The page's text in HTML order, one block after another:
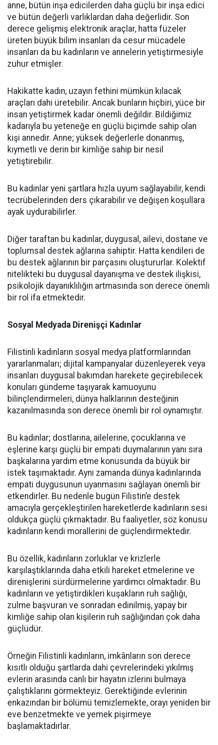
anne, bütün inşa edicilerden daha güçlü bir inşa edici
ve bütün değerli varlıklardan daha değerlidir. Son
derece gelişmiş elektronik araçlar, hatta füzeler
üreten büyük bilim insanları da cesur mücadele
insanları da bu kadınların ve annelerin yetiştirmesiyle
zuhur etmişler.
Hakikatte kadın, uzayın fethini mümkün kılacak
araçları dahi üretebilir. Ancak bunların hiçbiri, yüce bir
insan yetiştirmek kadar önemli değildir. Bildiğimiz
kadarıyla bu yeteneğe en güçlü biçimde sahip olan
kişi annedir. Anne; yüksek değerlerle donanmış,
kıymetli ve derin bir kimliğe sahip bir nesil
yetiştirebilir.
Bu kadınlar yeni şartlara hızla uyum sağlayabilir, kendi
tecrübelerinden ders çıkarabilir ve değişen koşullara
ayak uydurabilirler.
Diğer taraftan bu kadınlar, duygusal, ailevi, dostane ve
toplumsal destek ağlarına sahiptir. Hatta kendileri de
bu destek ağlarının bir parçasını oluştururlar. Kolektif
nitelikteki bu duygusal dayanışma ve destek ilişkisi,
psikolojik dayanıklılığın artmasında son derece önemli
bir rol ifa etmektedir.
Sosyal Medyada Direnişçi Kadınlar
Filistinli kadınların sosyal medya platformlarından
yararlanmaları; dijital kampanyalar düzenleyerek veya
insanları duygusal bakımdan harekete geçirebilecek
konuları gündeme taşıyarak kamuoyunu
bilinçlendirmeleri, dünya halklarının desteğinin
kazanılmasında son derece önemli bir rol oynamıştır.
Bu kadınlar; dostlarına, ailelerine, çocuklarına ve
eşlerine karşı güçlü bir empati duymalarının yanı sıra
başkalarına yardım etme konusunda da büyük bir
istek taşımaktadır. Aynı zamanda dünya kadınlarında
empati duygusunun uyanmasını sağlayan önemli bir
etkendirler. Bu nedenle bugün Filistin’e destek
amacıyla gerçekleştirilen hareketlerde kadınların sesi
oldukça güçlü çıkmaktadır. Bu faaliyetler, söz konusu
kadınların kendi morallerini de güçlendirmektedir.
Bu özellik, kadınların zorluklar ve krizlerle
karşılaştıklarında daha etkili hareket etmelerine ve
direnişlerini sürdürmelerine yardımcı olmaktadır. Bu
kadınların ve yetiştirdikleri kuşakların ruh sağlığı,
zulme başvuran ve sonradan edinilmiş, yapay bir
kimliğe sahip olan kişilerin ruh sağlığından çok daha
güçlüdür.
Örneğin Filistinli kadınların, imkânların son derece
kısıtlı olduğu şartlarda dahi çevrelerindeki yıkılmış
evlerin arasında canlı bir hayatın izlerini bulmaya
çalıştıklarını görmekteyiz. Gerektiğinde evlerinin
enkazından bir bölümü temizlemekte, orayı yeniden bir
eve benzetmekte ve yemek pişirmeye
başlamaktadırlar.